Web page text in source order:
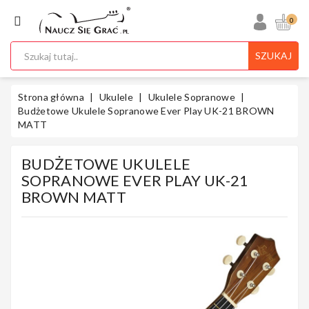
KATEGORIA
Ukulele
0
SZUKAJ
Strona główna Ukulele
Ukulele Sopranowe
Budżetowe Ukulele Sopranowe Ever Play UK-21 BROWN
MATT
BUDŻETOWE UKULELE
SOPRANOWE EVER PLAY UK-21
BROWN MATT